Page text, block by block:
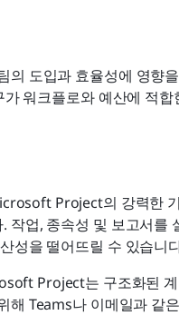
도입과 효율성에 영향
워크플로와 예산에 적
Project의 강력한
작업, 종속성 및 보고서를
성을 떨어뜨릴 수 있습니
Project는 구조화된
해 Teams나 이메일과 같